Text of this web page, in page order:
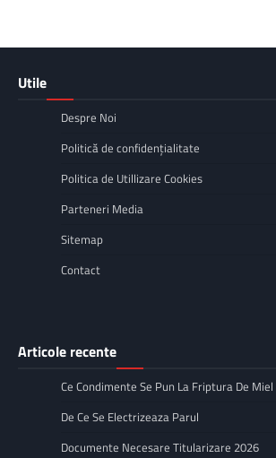
Utile
Despre Noi
Politică de confidențialitate
Politica de Utillizare Cookies
Parteneri Media
Sitemap
Contact
Articole recente
Ce Condimente Se Pun La Friptura De Miel
De Ce Se Electrizeaza Parul
Documente Necesare Titularizare 2026